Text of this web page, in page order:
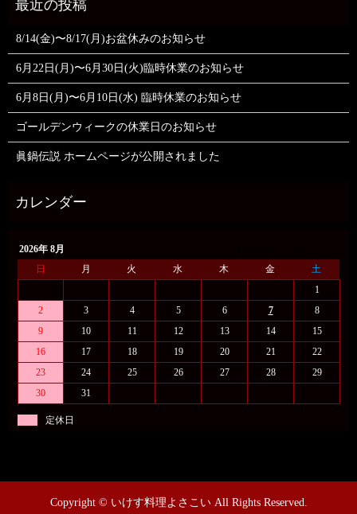
8/14(金)〜8/17(月)お盆休みのお知らせ
6月22日(月)〜6月30日(火)臨時休業のお知らせ
6月8日(月)〜6月10日(水) 臨時休業のお知らせ
ゴールデンウィークの休業日のお知らせ
眞鍋伝説 ホームページが公開されました
2026年 8月
日
月 火 水 木 金
土
1
2
3 4 5 6 7
8
9
10 11 12 13 14
15
16
17 18 19 20 21
22
23
24 25 26 27 28
29
30
31
定休日
Copyright © いけす料理よさこい All Rights Reserved.